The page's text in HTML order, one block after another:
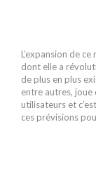
L’expansion de
dont elle a
de plus en plus
entre autres,
utilisateurs et
ces prévisions